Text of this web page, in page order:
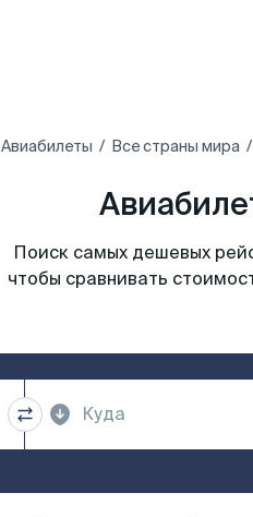
Авиабилеты Все страны мира
Поиск самых дешевых
чтобы сравнивать